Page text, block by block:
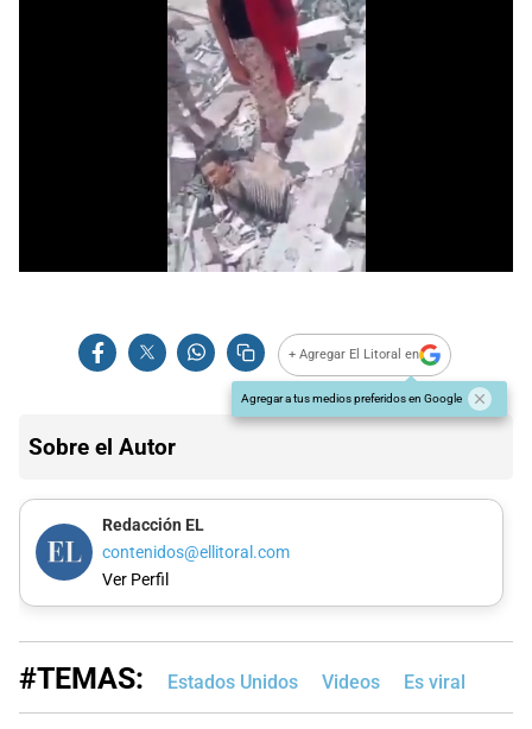
+ Agregar El Litoral en
Agregar a tus medios preferidos en Google
Sobre el Autor
Redacción EL
contenidos@ellitoral.com
Ver Perfil
#TEMAS: Estados Unidos Videos Es viral